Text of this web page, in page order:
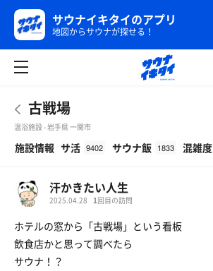
サウナイキタイのアプリ
地図からサウナが探せる！
古戦場
温浴施設 - 岩手県 一関市
施設情報 サ活 9402 サウナ飯 1833 混雑度
汗かきたい人生
2025.04.28 1 回目の訪問
ホテルの窓から「古戦場」という看板
飲食店かと思って調べたら
サウナ！？